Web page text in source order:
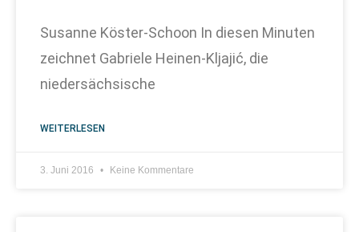
Susanne Köster-Schoon In diesen Minuten
zeichnet Gabriele Heinen-Kljajić, die
niedersächsische
WEITERLESEN
3. Juni 2016 Keine Kommentare